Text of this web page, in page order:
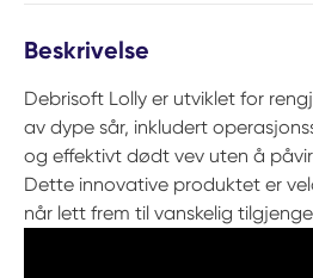
Beskrivelse
Debrisoft Lolly er utviklet for
av dype sår, inkludert
og effektivt dødt vev uten å
Dette innovative produktet er
når lett frem til vanskelig